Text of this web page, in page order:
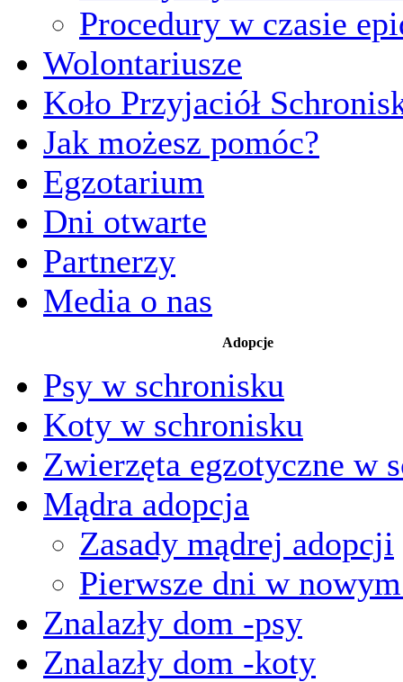
Procedury w czasie
Wolontariusze
Koło Przyjaciół
Jak możesz pomóc?
Egzotarium
Dni otwarte
Partnerzy
Media o nas
Adopcje
Psy w schronisku
Koty w schronisku
Zwierzęta egzotyczne w
Mądra adopcja
Zasady mądrej adopcji
Pierwsze dni w
Znalazły dom -psy
Znalazły dom -koty